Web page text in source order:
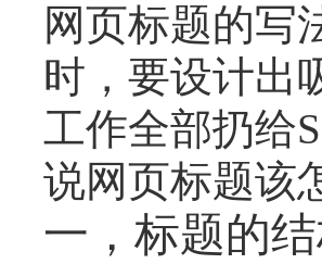
网页标题的写
时，要设计出
工作全部扔给
说网页标题该
一，标题的